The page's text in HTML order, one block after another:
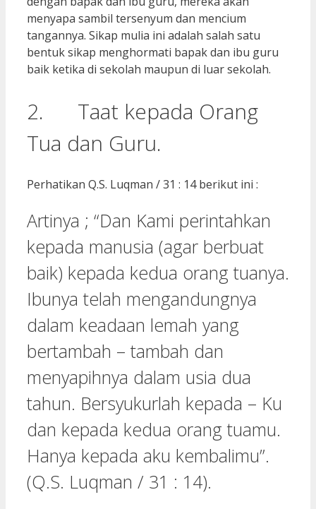
menyapa sambil tersenyum dan mencium
tangannya. Sikap mulia ini adalah salah satu
bentuk sikap menghormati bapak dan ibu guru
baik ketika di sekolah maupun di luar sekolah.
2. Taat kepada Orang
Tua dan Guru.
Perhatikan Q.S. Luqman / 31 : 14 berikut ini :
Artinya ; “Dan Kami perintahkan
kepada manusia (agar berbuat
baik) kepada kedua orang tuanya.
Ibunya telah mengandungnya
dalam keadaan lemah yang
bertambah – tambah dan
menyapihnya dalam usia dua
tahun. Bersyukurlah kepada – Ku
dan kepada kedua orang tuamu.
Hanya kepada aku kembalimu”.
(Q.S. Luqman / 31 : 14).